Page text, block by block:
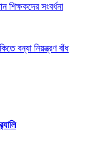
শিক্ষকদের সংবর্ধনা
বন্যা নিয়ন্ত্রণ বাঁধ